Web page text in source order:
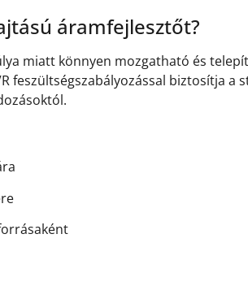
áramfejlesztőt?
miatt könnyen mozgatható és
feszültségszabályozással biztosítja a